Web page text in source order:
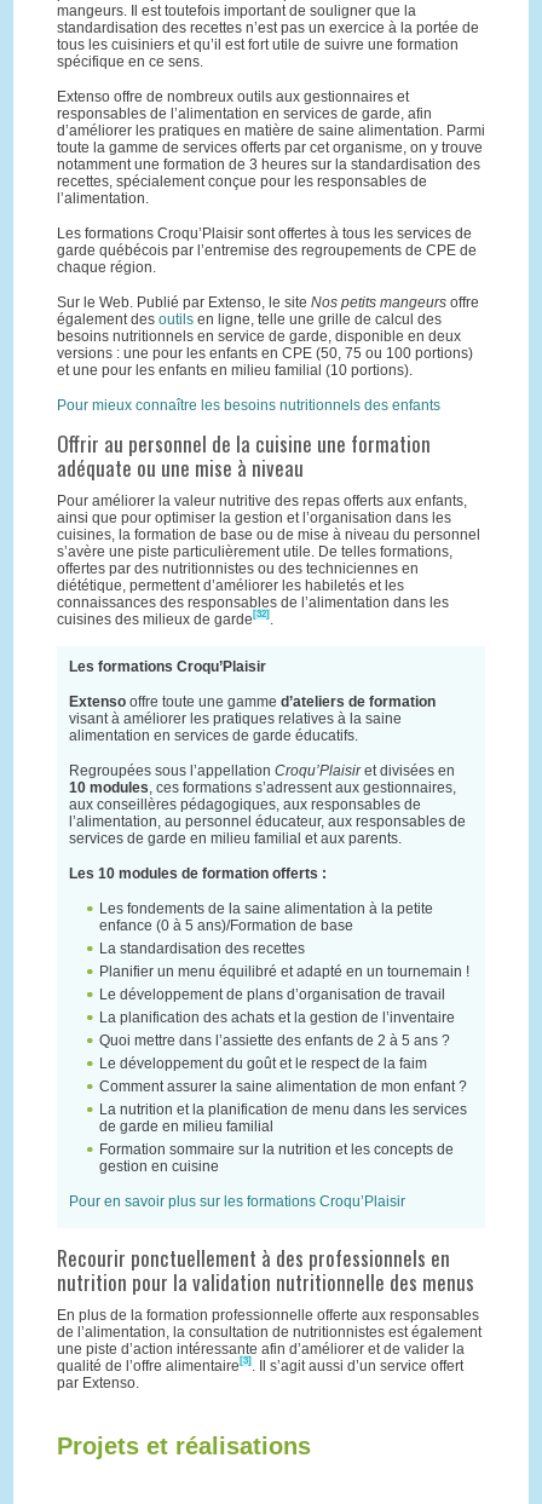
mangeurs. Il est toutefois important de souligner que la
standardisation des recettes n’est pas un exercice à la portée de
tous les cuisiniers et qu’il est fort utile de suivre une formation
spécifique en ce sens.
Extenso offre de nombreux outils aux gestionnaires et
responsables de l’alimentation en services de garde, afin
d’améliorer les pratiques en matière de saine alimentation. Parmi
toute la gamme de services offerts par cet organisme, on y trouve
notamment une formation de 3 heures sur la standardisation des
recettes, spécialement conçue pour les responsables de
l’alimentation.
Les formations Croqu’Plaisir sont offertes à tous les services de
garde québécois par l’entremise des regroupements de CPE de
chaque région.
Sur le Web. Publié par Extenso, le site Nos petits mangeursoffre
également des outilsen ligne, telle une grille de calcul des
besoins nutritionnels en service de garde, disponible en deux
versions : une pour les enfants en CPE (50, 75 ou 100 portions)
et une pour les enfants en milieu familial (10 portions).
Pour mieux connaître les besoins nutritionnels des enfants
Offrir au personnel de la cuisine une formation
adéquate ou une mise à niveau
Pour améliorer la valeur nutritive des repas offerts aux enfants,
ainsi que pour optimiser la gestion et l’organisation dans les
cuisines, la formation de base ou de mise à niveau du personnel
s’avère une piste particulièrement utile. De telles formations,
offertes par des nutritionnistes ou des techniciennes en
diététique, permettent d’améliorer les habiletés et les
connaissances des responsables de l’alimentation dans les
cuisines des milieux de garde [32] .
Les formations Croqu’Plaisir
Extensooffre toute une gamme d’ateliers de formation
visant à améliorer les pratiques relatives à la saine
alimentation en services de garde éducatifs.
Regroupées sous l’appellation Croqu’Plaisiret divisées en
10 modules, ces formations s’adressent aux gestionnaires,
aux conseillères pédagogiques, aux responsables de
l’alimentation, au personnel éducateur, aux responsables de
services de garde en milieu familial et aux parents.
Les 10 modules de formation offerts :
Les fondements de la saine alimentation à la petite
enfance (0 à 5 ans)/Formation de base
La standardisation des recettes
Planifier un menu équilibré et adapté en un tournemain !
Le développement de plans d’organisation de travail
La planification des achats et la gestion de l’inventaire
Quoi mettre dans l’assiette des enfants de 2 à 5 ans ?
Le développement du goût et le respect de la faim
Comment assurer la saine alimentation de mon enfant ?
La nutrition et la planification de menu dans les services
de garde en milieu familial
Formation sommaire sur la nutrition et les concepts de
gestion en cuisine
Pour en savoir plus sur les formations Croqu’Plaisir
Recourir ponctuellement à des professionnels en
nutrition pour la validation nutritionnelle des menus
En plus de la formation professionnelle offerte aux responsables
de l’alimentation, la consultation de nutritionnistes est également
une piste d’action intéressante afin d’améliorer et de valider la
qualité de l’offre alimentaire [3] . Il s’agit aussi d’un service offert
par Extenso.
Projets et réalisations